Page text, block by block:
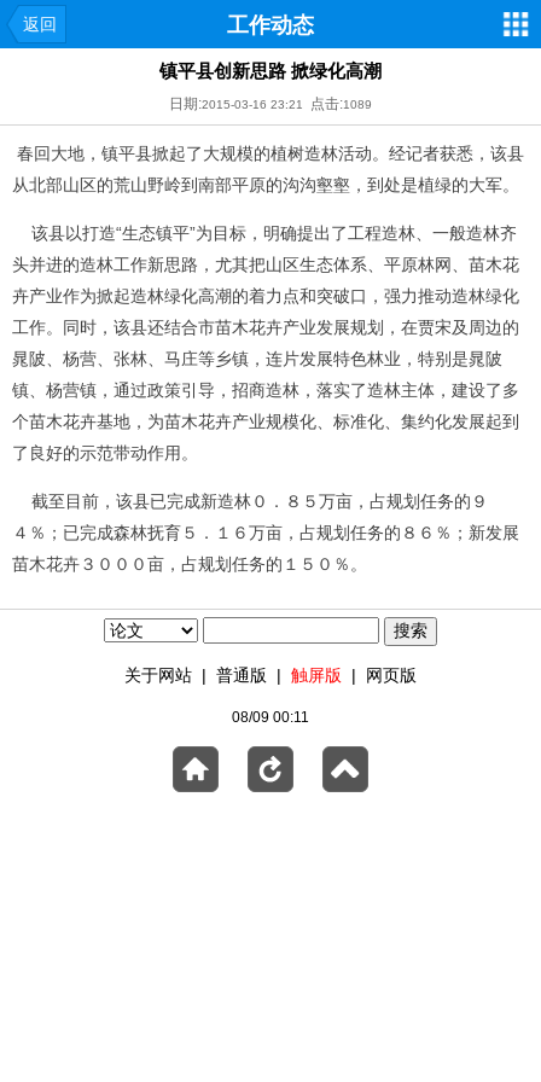
返回 工作动态
镇平县创新思路 掀绿化高潮
日期:2015-03-16 23:21 点击:1089
春回大地，镇平县掀起了大规模的植树造林活动。经记者获悉，该县
从北部山区的荒山野岭到南部平原的沟沟壑壑，到处是植绿的大军。
该县以打造“生态镇平”为目标，明确提出了工程造林、一般造林齐
头并进的造林工作新思路，尤其把山区生态体系、平原林网、苗木花
卉产业作为掀起造林绿化高潮的着力点和突破口，强力推动造林绿化
工作。同时，该县还结合市苗木花卉产业发展规划，在贾宋及周边的
晁陂、杨营、张林、马庄等乡镇，连片发展特色林业，特别是晁陂
镇、杨营镇，通过政策引导，招商造林，落实了造林主体，建设了多
个苗木花卉基地，为苗木花卉产业规模化、标准化、集约化发展起到
了良好的示范带动作用。
截至目前，该县已完成新造林０．８５万亩，占规划任务的９
４％；已完成森林抚育５．１６万亩，占规划任务的８６％；新发展
苗木花卉３０００亩，占规划任务的１５０％。
关于网站 | 普通版 | 触屏版 | 网页版
08/09 00:11